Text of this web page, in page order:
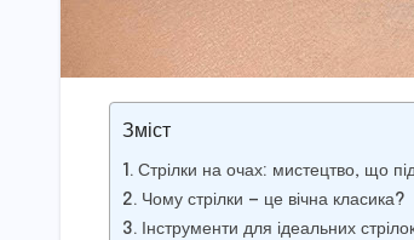
Зміст
Стрілки на очах: мистецтво, що
Чому стрілки — це вічна класика?
Інструменти для ідеальних